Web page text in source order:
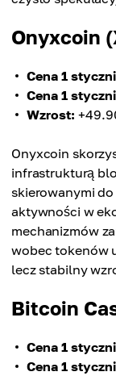
Onyxcoin
Cena 1
Cena 1
Wzrost:
Onyxcoin
infrastrukturą
skierowanymi
aktywności w
mechanizmów
wobec tokenów
lecz stabilny
Bitcoin
Cena 1
Cena 1